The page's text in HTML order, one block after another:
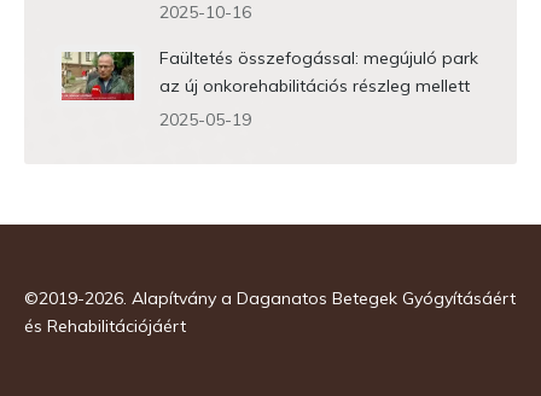
2025-10-16
Faültetés összefogással: megújuló park
az új onkorehabilitációs részleg mellett
2025-05-19
©2019-2026. Alapítvány a Daganatos Betegek Gyógyításáért
és Rehabilitációjáért